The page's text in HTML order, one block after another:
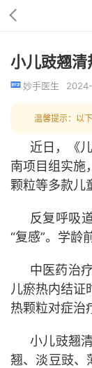
小儿豉翘清
妙手医生
温馨提示：以
近日，《
南项目组实施
颗粒等多款儿
反复呼吸
“复感”。学龄
中医药治
儿瘀热内结证
热颗粒对症治
小儿豉翘
翘、淡豆豉、